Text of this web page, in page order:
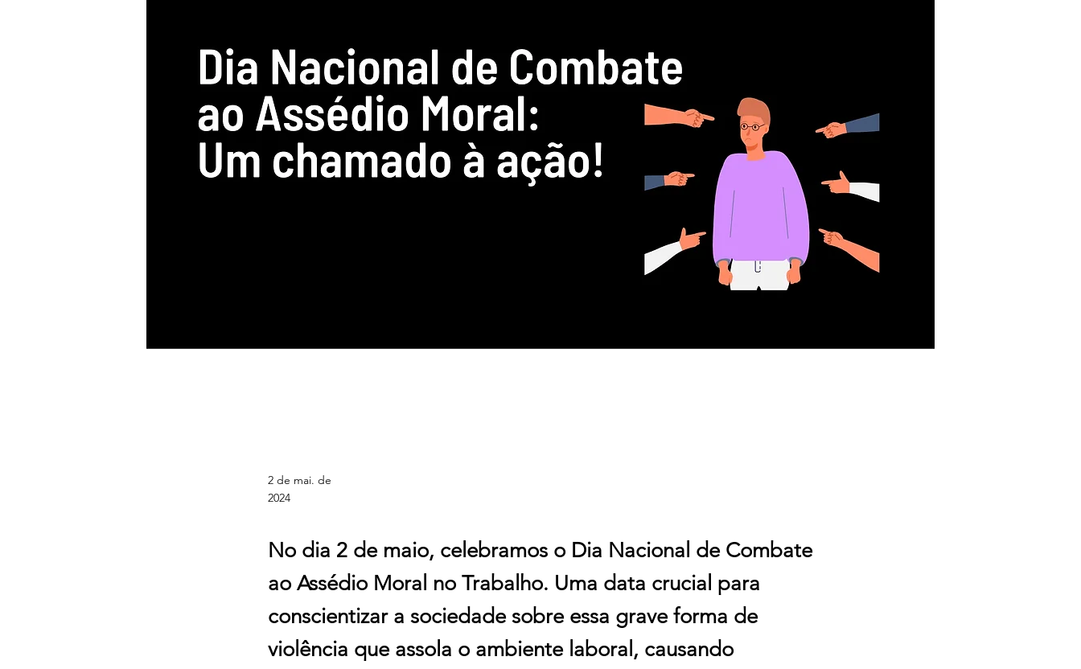
2 de mai. de
2024
No dia 2 de maio, celebramos o Dia Nacional de Combate
ao Assédio Moral no Trabalho. Uma data crucial para
conscientizar a sociedade sobre essa grave forma de
violência que assola o ambiente laboral, causando